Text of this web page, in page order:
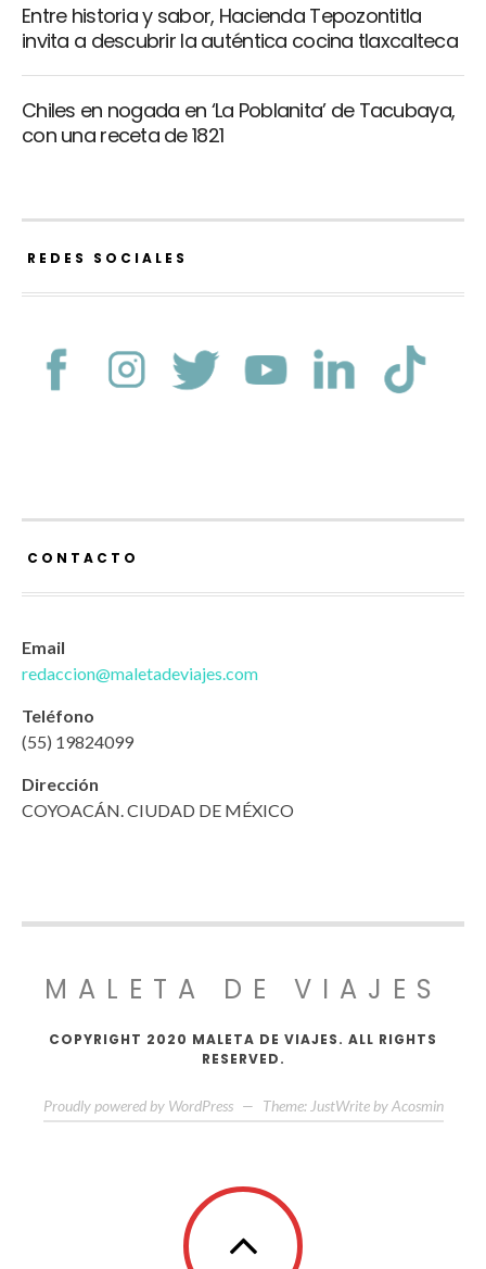
Entre historia y sabor, Hacienda Tepozontitla
invita a descubrir la auténtica cocina tlaxcalteca
Chiles en nogada en ‘La Poblanita’ de Tacubaya,
con una receta de 1821
REDES SOCIALES
CONTACTO
Email
redaccion@maletadeviajes.com
Teléfono
(55) 19824099
Dirección
COYOACÁN. CIUDAD DE MÉXICO
MALETA DE VIAJES
COPYRIGHT 2020 MALETA DE VIAJES. ALL RIGHTS
RESERVED.
Proudly powered by WordPress — Theme: JustWrite by Acosmin